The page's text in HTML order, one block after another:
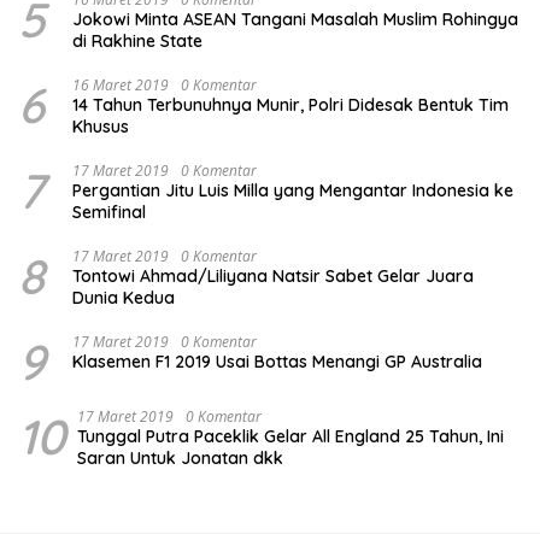
5
Jokowi Minta ASEAN Tangani Masalah Muslim Rohingya
di Rakhine State
6 16 Maret 2019 0 Komentar
14 Tahun Terbunuhnya Munir, Polri Didesak Bentuk Tim
Khusus
7 17 Maret 2019 0 Komentar
Pergantian Jitu Luis Milla yang Mengantar Indonesia ke
Semifinal
8 17 Maret 2019 0 Komentar
Tontowi Ahmad/Liliyana Natsir Sabet Gelar Juara
Dunia Kedua
9 17 Maret 2019 0 Komentar
Klasemen F1 2019 Usai Bottas Menangi GP Australia
10 17 Maret 2019 0 Komentar
Tunggal Putra Paceklik Gelar All England 25 Tahun, Ini
Saran Untuk Jonatan dkk